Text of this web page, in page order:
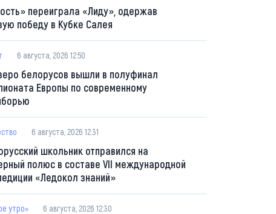
переиграла «Лиду», одержав
победу в Кубке Салея
6 августа, 2026 12:50
белорусов вышли в полуфинал
Европы по современному
6 августа, 2026 12:31
школьник отправился на
полюс в составе VII международной
«Ледокол знаний»
утро» 6 августа, 2026 12:30